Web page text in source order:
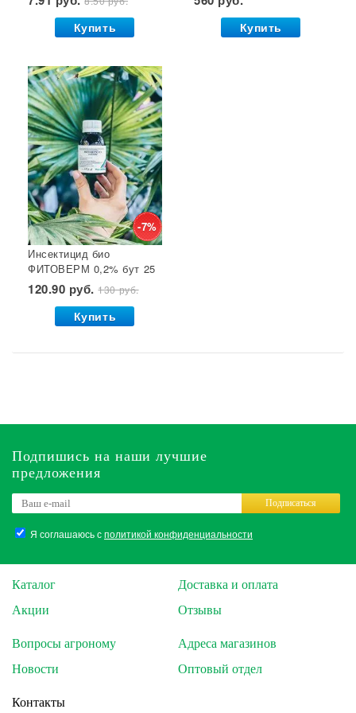
Купить
GB 1/24*
Купить
-7%
Инсектицид био
ФИТОВЕРМ 0,2% бут 25
мл ВХ 1/30
120.90 руб.130 руб.
Купить
Подпишись на наши лучшие
предложения
Я соглашаюсь сполитикой конфиденциальности
Подписаться
Каталог
Акции
Доставка и оплата
Отзывы
Вопросы агроному
Новости
Адреса магазинов
Оптовый отдел
Контакты